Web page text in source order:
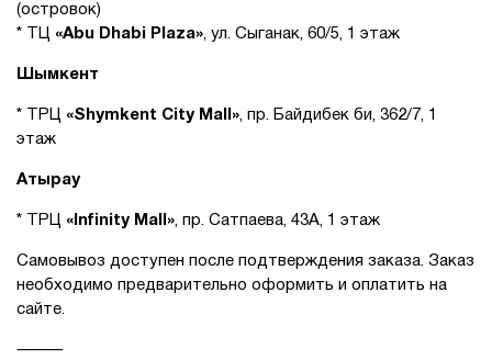
(островок)
* ТЦ «Abu Dhabi Plaza» , ул. Сыганак, 60/5, 1 этаж
Шымкент
* ТРЦ «Shymkent City Mall» , пр. Байдибек би, 362/7, 1
этаж
Атырау
* ТРЦ «Infinity Mall» , пр. Сатпаева, 43А, 1 этаж
Самовывоз доступен после подтверждения заказа. Заказ
необходимо предварительно оформить и оплатить на
сайте.
⸻